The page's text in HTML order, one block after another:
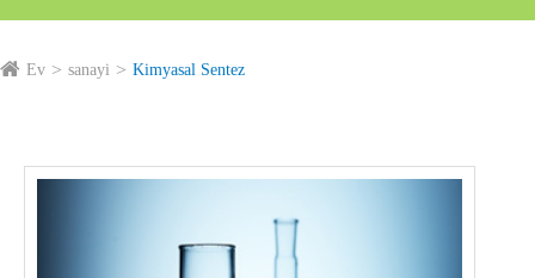
Ev sanayi Kimyasal Sentez